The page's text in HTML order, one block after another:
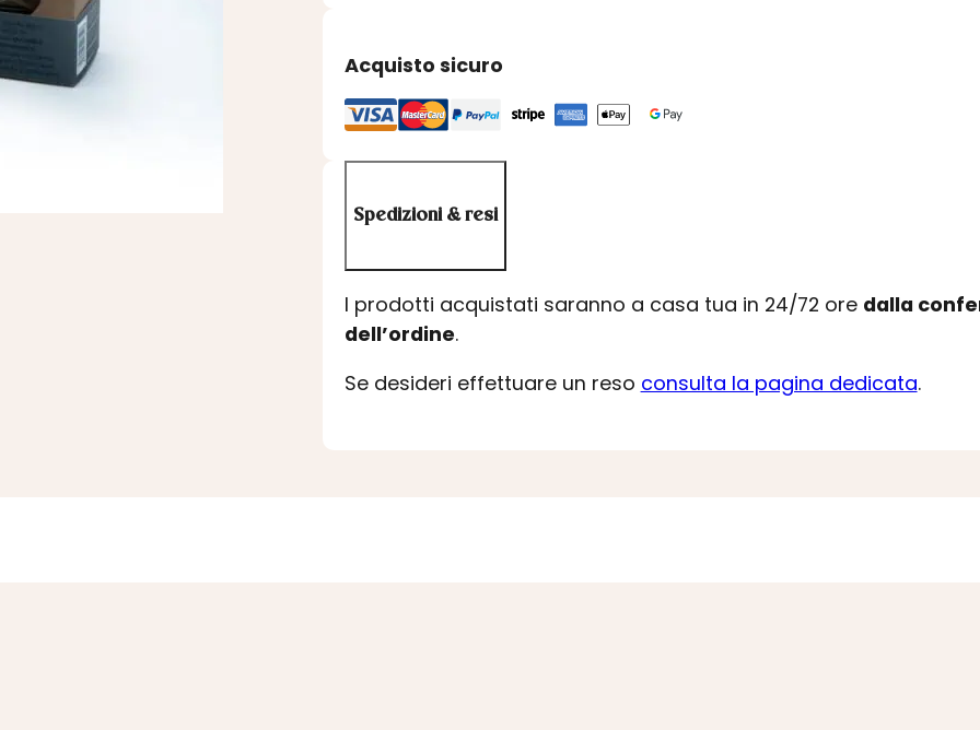
Acquisto sicuro
Spedizioni & resi
I prodotti acquistati saranno a casa tua in 24/72 ore dalla
dell’ordine.
Se desideri effettuare un reso consulta la pagina dedicata.